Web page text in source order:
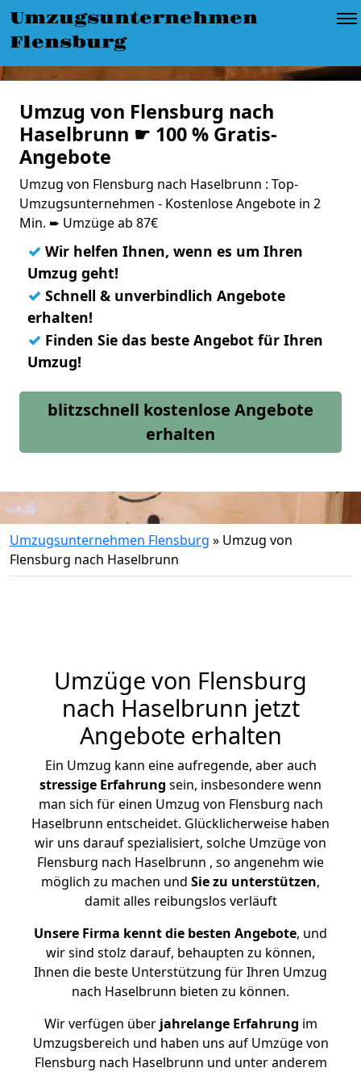
Umzugsunternehmen
Flensburg
Umzug von Flensburg nach
Haselbrunn ☛ 100 % Gratis-
Angebote
Umzug von Flensburg nach Haselbrunn : Top-
Umzugsunternehmen - Kostenlose Angebote in 2
Min. ➨ Umzüge ab 87€
✓ Wir helfen Ihnen, wenn es um Ihren
Umzug geht!
✓ Schnell & unverbindlich Angebote
erhalten!
✓ Finden Sie das beste Angebot für Ihren
Umzug!
blitzschnell kostenlose Angebote
erhalten
Umzugsunternehmen Flensburg » Umzug von
Flensburg nach Haselbrunn
Umzüge von Flensburg
nach Haselbrunn jetzt
Angebote erhalten
Ein Umzug kann eine aufregende, aber auch
stressige Erfahrung sein, insbesondere wenn
man sich für einen Umzug von Flensburg nach
Haselbrunn entscheidet. Glücklicherweise haben
wir uns darauf spezialisiert, solche Umzüge von
Flensburg nach Haselbrunn , so angenehm wie
möglich zu machen und Sie zu unterstützen,
damit alles reibungslos verläuft
Unsere Firma kennt die besten Angebote, und
wir sind stolz darauf, behaupten zu können,
Ihnen die beste Unterstützung für Ihren Umzug
nach Haselbrunn bieten zu können.
Wir verfügen überjahrelange Erfahrung im
Umzugsbereich und haben uns auf Umzüge von
Flensburg nach Haselbrunn und unter anderem